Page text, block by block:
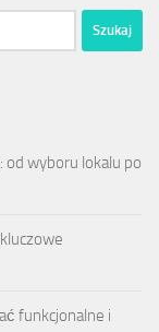
wyboru lokalu po
funkcjonalne i